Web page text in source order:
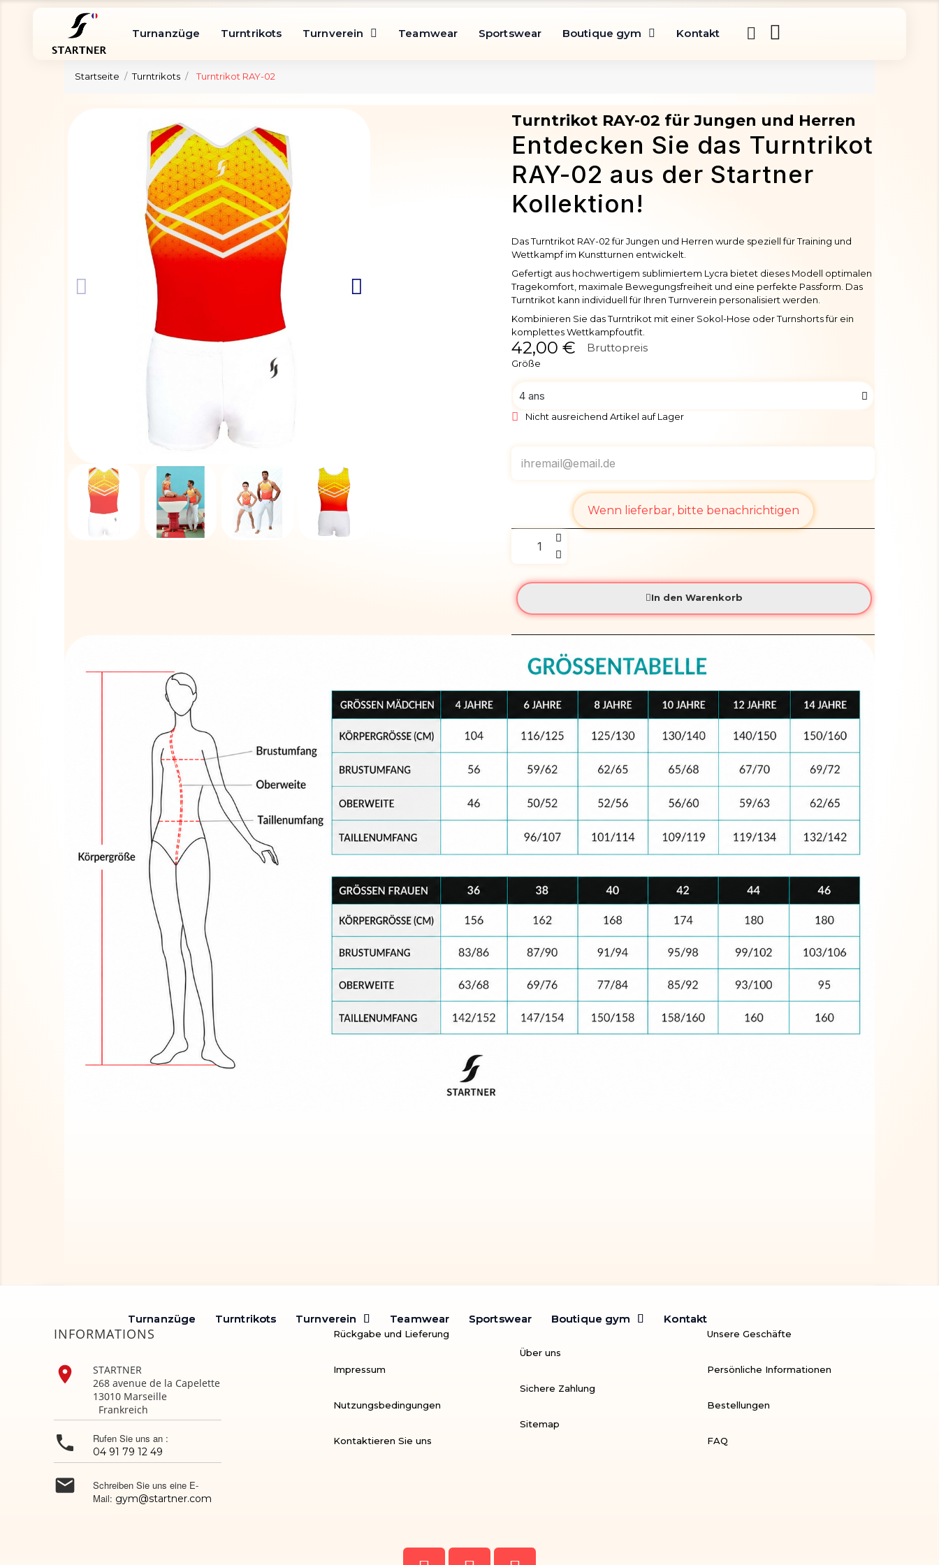
Turnanzüge Turntrikots Turnverein Teamwear Sportswear Boutique gym Kontakt
Startseite Turntrikots Turntrikot RAY-02
Turntrikot RAY-02 für Jungen und Herren
Entdecken Sie das Turntrikot
RAY-02 aus der Startner
Kollektion!
Das Turntrikot RAY-02 für Jungen und Herren wurde speziell für Training und
Wettkampf im Kunstturnen entwickelt.
Gefertigt aus hochwertigem sublimiertem Lycra bietet dieses Modell optimalen
Tragekomfort, maximale Bewegungsfreiheit und eine perfekte Passform. Das
Turntrikot kann individuell für Ihren Turnverein personalisiert werden.
Kombinieren Sie das Turntrikot mit einer Sokol-Hose oder Turnshorts für ein
komplettes Wettkampfoutfit.
42,00 € Bruttopreis
Größe
Nicht ausreichend Artikel auf Lager
Wenn lieferbar, bitte benachrichtigen
In den Warenkorb
Turnanzüge Turntrikots Turnverein Teamwear Sportswear Boutique gym Kontakt
Turnanzüge Turntrikots Turnverein Teamwear Sportswear Boutique gym Kontakt
INFORMATIONS

STARTNER
268 avenue de la Capelette
13010 Marseille
Frankreich
 Rufen Sie uns an :
04 91 79 12 49

Schreiben Sie uns eine E-
Mail: gym@startner.com
Rückgabe und Lieferung
Impressum
Nutzungsbedingungen
Kontaktieren Sie uns
Über uns
Sichere Zahlung
Sitemap
Unsere Geschäfte
Persönliche Informationen
Bestellungen
FAQ